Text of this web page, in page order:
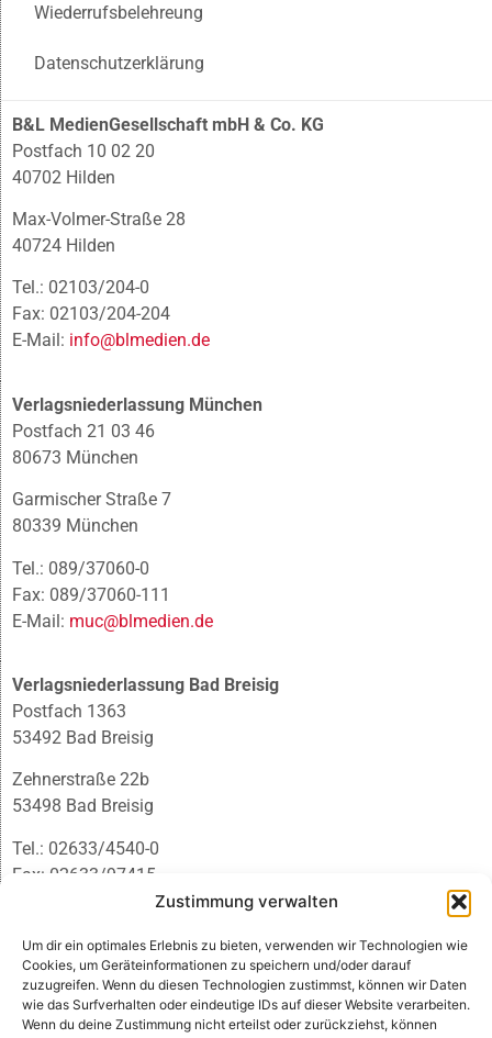
Zustimmung verwalten
Um dir ein optimales Erlebnis zu bieten, verwenden wir Technologien wie
Cookies, um Geräteinformationen zu speichern und/oder darauf
zuzugreifen. Wenn du diesen Technologien zustimmst, können wir Daten
wie das Surfverhalten oder eindeutige IDs auf dieser Website verarbeiten.
Wenn du deine Zustimmung nicht erteilst oder zurückziehst, können
Wiederrufsbelehreung
Datenschutzerklärung
B&L MedienGesellschaft mbH & Co. KG
Postfach 10 02 20
40702 Hilden
Max-Volmer-Straße 28
40724 Hilden
Tel.: 02103/204-0
Fax: 02103/204-204
E-Mail: info@blmedien.de
Verlagsniederlassung München
Postfach 21 03 46
80673 München
Garmischer Straße 7
80339 München
Tel.: 089/37060-0
Fax: 089/37060-111
E-Mail: muc@blmedien.de
Verlagsniederlassung Bad Breisig
Postfach 1363
53492 Bad Breisig
Zehnerstraße 22b
53498 Bad Breisig
Tel.: 02633/4540-0
Fax: 02633/97415
infobb@blmedien.de